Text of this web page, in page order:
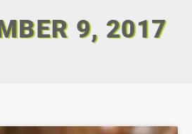
9, 2017